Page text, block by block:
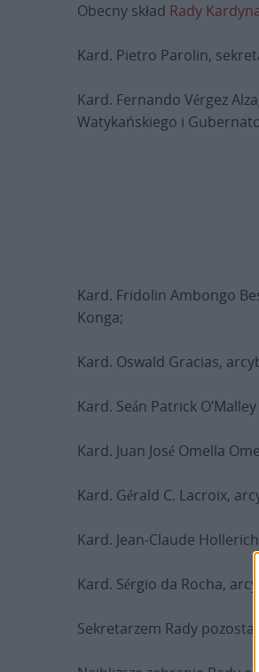
Obecny skład Rady
Kard. Pietro Parolin,
Kard. Fernando Vérgez
Watykańskiego i
Kard. Fridolin Ambongo
Konga;
Kard. Oswald Gracias,
Kard. Seán Patrick
Kard. Juan José Omella
Kard. Gérald C. Lacroix,
Kard. Jean-Claude
Kard. Sérgio da Rocha,
Sekretarzem Rady